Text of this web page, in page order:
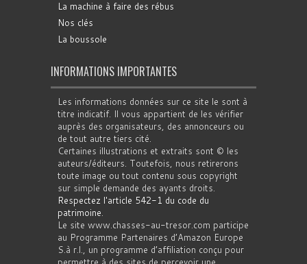
La machine à faire des rébus
Nos clés
La boussole
INFORMATIONS IMPORTANTES
Les informations données sur ce site le sont à
titre indicatif. Il vous appartient de les vérifier
auprès des organisateurs, des annonceurs ou
de tout autre tiers cité.
Certaines illustrations et extraits sont © les
auteurs/éditeurs. Toutefois, nous retirerons
toute image ou tout contenu sous copyright
sur simple demande des ayants droits.
Respectez l'article 542-1 du code du
patrimoine.
Le site www.chasses-au-tresor.com participe
au Programme Partenaires d’Amazon Europe
S.à r.l., un programme d’affiliation conçu pour